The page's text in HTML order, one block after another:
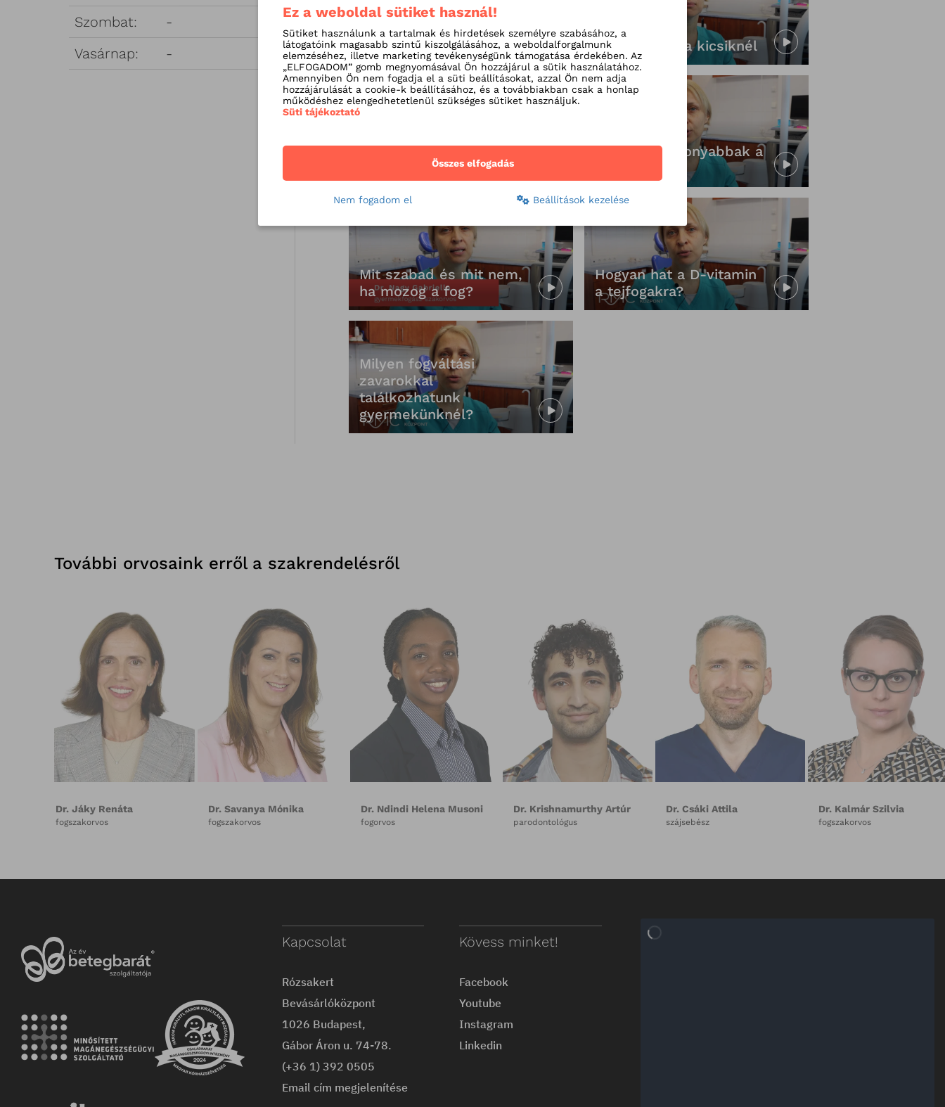
Szombat:
-
Vasárnap:
-
Hogyan várják
fogorvosaink a
csöppségeket?
Körömágy és
ínygyulladás a kicsiknél
Miért romlékonyabbak a
Mit szabad és mit nem,
ha mozog a fog?
Hogyan hat a D-vitamin
a tejfogakra?
Milyen fogváltási
zavarokkal
találkozhatunk
gyermekünknél?
További orvosaink erről a szakrendelésről
Dr. Homola Zsuzsanna
gyermekfogorvos és
Hevesi Gabriella
logopédus-beszédtanár
Dr. Kaán Réka
endodontus, mikroszkópos
Dr. Jáky Renáta
fogszakorvos
Dr. Savanya Mónika
fogszakorvos
Dr. Ndindi Helena Musoni
fogorvos
Kapcsolat
Rózsakert
Bevásárlóközpont
1026 Budapest,
Gábor Áron u. 74-78.
(+36 1) 392 0505
Email cím megjelenítése
Kövess minket!
Facebook
Youtube
Instagram
Linkedin
Ez a weboldal sütiket használ!
Sütiket használunk a tartalmak és hirdetések személyre szabásához, a
látogatóink magasabb szintű kiszolgálásához, a weboldalforgalmunk
elemzéséhez, illetve marketing tevékenységünk támogatása érdekében. Az
„ELFOGADOM” gomb megnyomásával Ön hozzájárul a sütik használatához.
Amennyiben Ön nem fogadja el a süti beállításokat, azzal Ön nem adja
hozzájárulását a cookie-k beállításához, és a továbbiakban csak a honlap
működéshez elengedhetetlenül szükséges sütiket használjuk.
Süti tájékoztató
Összes elfogadás
Nem fogadom el Beállítások kezelése